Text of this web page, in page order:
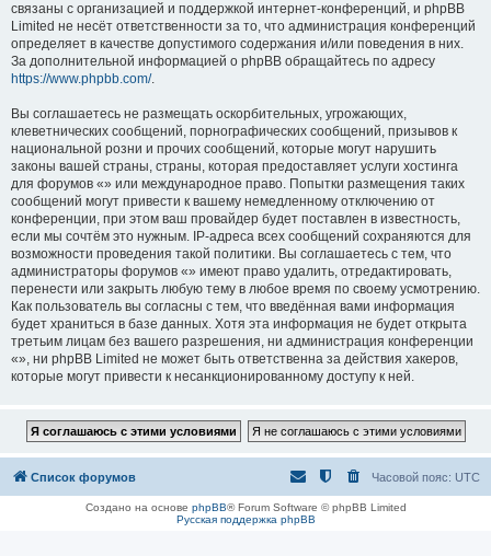
связаны с организацией и поддержкой интернет-конференций, и phpBB
Limited не несёт ответственности за то, что администрация конференций
определяет в качестве допустимого содержания и/или поведения в них.
За дополнительной информацией о phpBB обращайтесь по адресу
https://www.phpbb.com/.
Вы соглашаетесь не размещать оскорбительных, угрожающих,
клеветнических сообщений, порнографических сообщений, призывов к
национальной розни и прочих сообщений, которые могут нарушить
законы вашей страны, страны, которая предоставляет услуги хостинга
для форумов «» или международное право. Попытки размещения таких
сообщений могут привести к вашему немедленному отключению от
конференции, при этом ваш провайдер будет поставлен в известность,
если мы сочтём это нужным. IP-адреса всех сообщений сохраняются для
возможности проведения такой политики. Вы соглашаетесь с тем, что
администраторы форумов «» имеют право удалить, отредактировать,
перенести или закрыть любую тему в любое время по своему усмотрению.
Как пользователь вы согласны с тем, что введённая вами информация
будет храниться в базе данных. Хотя эта информация не будет открыта
третьим лицам без вашего разрешения, ни администрация конференции
«», ни phpBB Limited не может быть ответственна за действия хакеров,
которые могут привести к несанкционированному доступу к ней.
Список форумов Часовой пояс: UTC
Создано на основе phpBB® Forum Software © phpBB Limited
Русская поддержка phpBB